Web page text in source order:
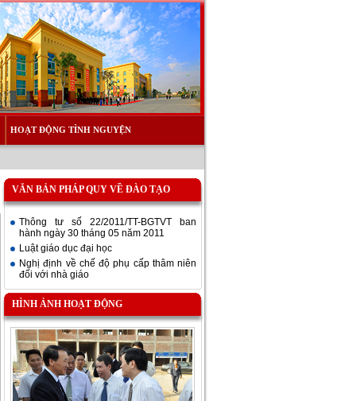
HOẠT ĐỘNG TÌNH NGUYỆN
VĂN BẢN PHÁP QUY VỀ ĐÀO TẠO
Thông tư số 22/2011/TT-BGTVT ban
hành ngày 30 tháng 05 năm 2011
Luật giáo dục đại học
Nghị định về chế độ phụ cấp thâm niên
đối với nhà giáo
HÌNH ẢNH HOẠT ĐỘNG